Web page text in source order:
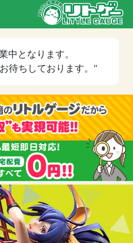
中 となります。
待ちしております。"